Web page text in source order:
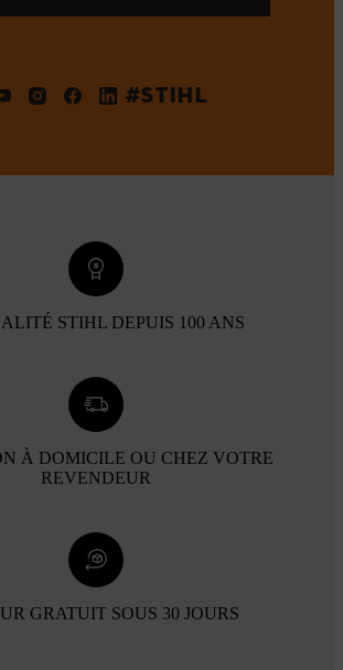
#STIHL
STIHL DEPUIS 100 ANS
À DOMICILE OU CHEZ VOTRE
REVENDEUR
GRATUIT SOUS 30 JOURS